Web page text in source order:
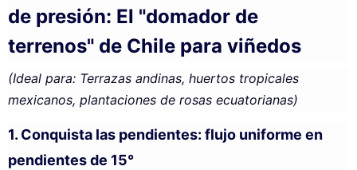
de presión: El "domador de
terrenos" de Chile para viñedos
(Ideal para: Terrazas andinas, huertos tropicales
mexicanos, plantaciones de rosas ecuatorianas)
1. Conquista las pendientes: flujo uniforme en
pendientes de 15°